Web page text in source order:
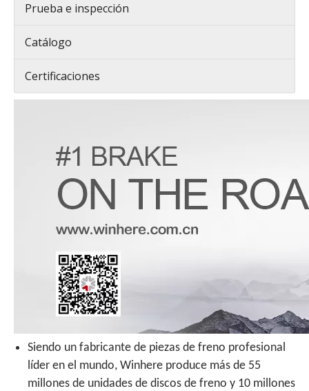
Prueba e inspección
Catálogo
Certificaciones
Siendo un fabricante de piezas de freno profesional
líder en el mundo, Winhere produce más de 55
millones de unidades de discos de freno y 10 millones